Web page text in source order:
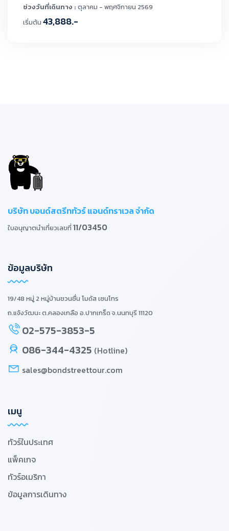
ช่วงวันที่เดินทาง : ตุลาคม - พฤศจิกายน 2569
เริ่มต้น 43,888.-
บริษัท บอนด์สตรีททัวร์ แอนด์ทราเวล จำกัด
ใบอนุญาตนำเที่ยวเลขที่ 11/03450
ข้อมูลบริษัท
19/48 หมู่ 2 หมู่บ้านชวนชื่น โมดัส เซนโทร
ถ.แจ้งวัฒนะ ต.คลองเกลือ อ.ปากเกร็ด จ.นนทบุรี 11120
02-575-3853-5
086-344-4325 (Hotline)
sales@bondstreettour.com
เมนู
ทัวร์ในประเทศ
แพ็คเกจ
ทัวร์อเมริกา
ข้อมูลการเดินทาง